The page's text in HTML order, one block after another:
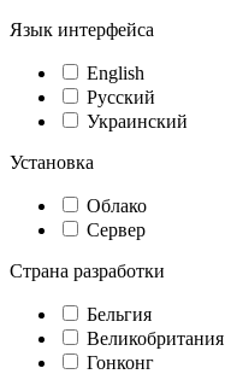
Язык интерфейса
English
Русский
Украинский
Установка
Облако
Сервер
Страна разработки
Бельгия
Великобритания
Гонконг